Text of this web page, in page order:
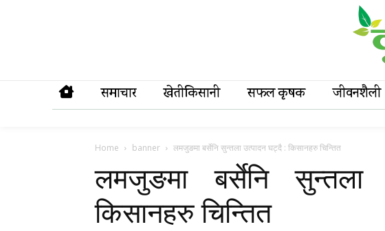
समाचार खेतीकिसानी सफल कृषक जीवनशैली
Home banner लमजुङमा बर्सेनि सुन्तला उत्पादन घट्दै : किसानहरु चिन्तित
लमजुङमा बर्सेनि
किसानहरु चिन्तित